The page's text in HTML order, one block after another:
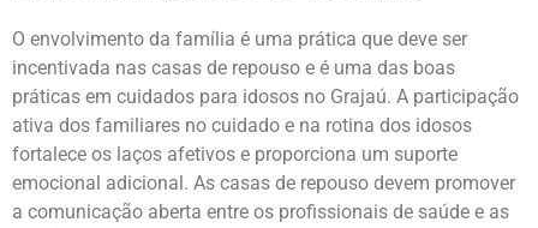
O envolvimento da família é uma prática que deve ser
incentivada nas casas de repouso e é uma das boas
práticas em cuidados para idosos no Grajaú. A participação
ativa dos familiares no cuidado e na rotina dos idosos
fortalece os laços afetivos e proporciona um suporte
emocional adicional. As casas de repouso devem promover
a comunicação aberta entre os profissionais de saúde e as